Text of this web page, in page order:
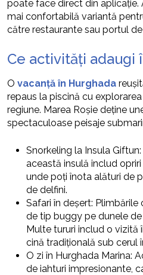
poate face direct din aplicație.
mai confortabilă variantă
către restaurante sau portul
Ce activități adaugi
O vacanță în Hurghada
repaus la piscină cu
regiune. Marea Roșie deține
spectaculoase peisaje
Snorkeling la Insula
această insulă includ
unde poți înota alături de
de delfini.
Safari în deșert:
de tip buggy pe dunele
Multe tururi includ o vizită
cină tradițională sub cerul
O zi în Hurghada Marina:
de iahturi impresionante,